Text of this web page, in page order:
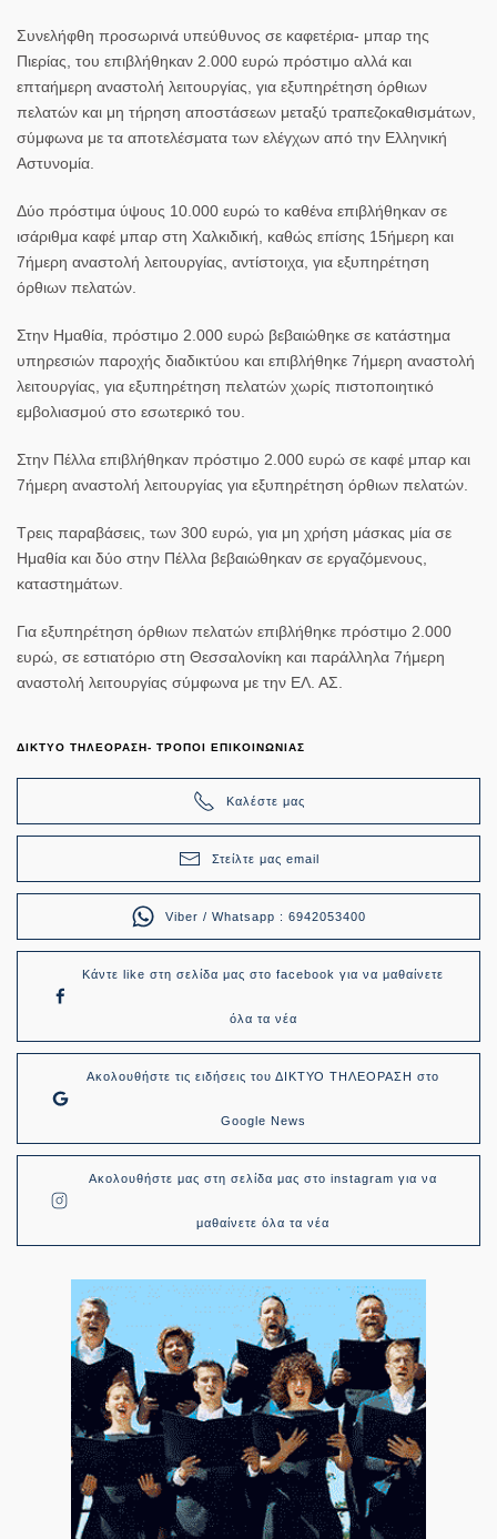
Συνελήφθη προσωρινά υπεύθυνος σε καφετέρια- μπαρ της
Πιερίας, του επιβλήθηκαν 2.000 ευρώ πρόστιμο αλλά και
επταήμερη αναστολή λειτουργίας, για εξυπηρέτηση όρθιων
πελατών και μη τήρηση αποστάσεων μεταξύ τραπεζοκαθισμάτων,
σύμφωνα με τα αποτελέσματα των ελέγχων από την Ελληνική
Αστυνομία.
Δύο πρόστιμα ύψους 10.000 ευρώ το καθένα επιβλήθηκαν σε
ισάριθμα καφέ μπαρ στη Χαλκιδική, καθώς επίσης 15ήμερη και
7ήμερη αναστολή λειτουργίας, αντίστοιχα, για εξυπηρέτηση
όρθιων πελατών.
Στην Ημαθία, πρόστιμο 2.000 ευρώ βεβαιώθηκε σε κατάστημα
υπηρεσιών παροχής διαδικτύου και επιβλήθηκε 7ήμερη αναστολή
λειτουργίας, για εξυπηρέτηση πελατών χωρίς πιστοποιητικό
εμβολιασμού στο εσωτερικό του.
Στην Πέλλα επιβλήθηκαν πρόστιμο 2.000 ευρώ σε καφέ μπαρ και
7ήμερη αναστολή λειτουργίας για εξυπηρέτηση όρθιων πελατών.
Τρεις παραβάσεις, των 300 ευρώ, για μη χρήση μάσκας μία σε
Ημαθία και δύο στην Πέλλα βεβαιώθηκαν σε εργαζόμενους,
καταστημάτων.
Για εξυπηρέτηση όρθιων πελατών επιβλήθηκε πρόστιμο 2.000
ευρώ, σε εστιατόριο στη Θεσσαλονίκη και παράλληλα 7ήμερη
αναστολή λειτουργίας σύμφωνα με την ΕΛ. ΑΣ.
ΔΙΚΤΥΟ ΤΗΛΕΟΡΑΣΗ- ΤΡΟΠΟΙ ΕΠΙΚΟΙΝΩΝΙΑΣ
Καλέστε μας
Στείλτε μας email
Viber / Whatsapp : 6942053400
Κάντε like στη σελίδα μας στο facebook για να μαθαίνετε
όλα τα νέα
Ακολουθήστε τις ειδήσεις του ΔΙΚΤΥΟ ΤΗΛΕΟΡΑΣΗ στο
Google News
Ακολουθήστε μας στη σελίδα μας στο instagram για να
μαθαίνετε όλα τα νέα